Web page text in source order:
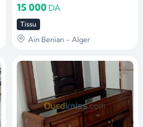
15 000 DA
Tissu
Ain Benian - Alger